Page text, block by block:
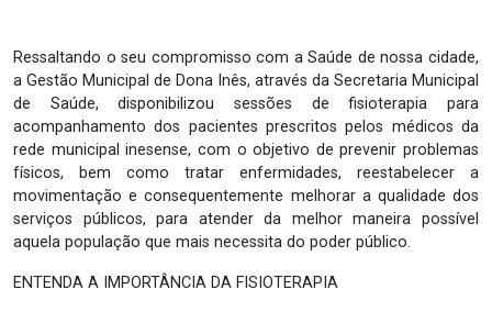
Ressaltando o seu compromisso com a Saúde de nossa cidade,
a Gestão Municipal de Dona Inês, através da Secretaria Municipal
de Saúde, disponibilizou sessões de fisioterapia para
acompanhamento dos pacientes prescritos pelos médicos da
rede municipal inesense, com o objetivo de prevenir problemas
físicos, bem como tratar enfermidades, reestabelecer a
movimentação e consequentemente melhorar a qualidade dos
serviços públicos, para atender da melhor maneira possível
aquela população que mais necessita do poder público.
ENTENDA A IMPORTÂNCIA DA FISIOTERAPIA